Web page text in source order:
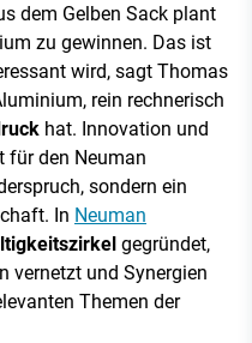
dem Gelben Sack plant
zu gewinnen. Das ist
wird, sagt Thomas
rein rechnerisch
hat. Innovation und
für den Neuman
sondern ein
In Neuman
gegründet,
vernetzt und Synergien
Themen der